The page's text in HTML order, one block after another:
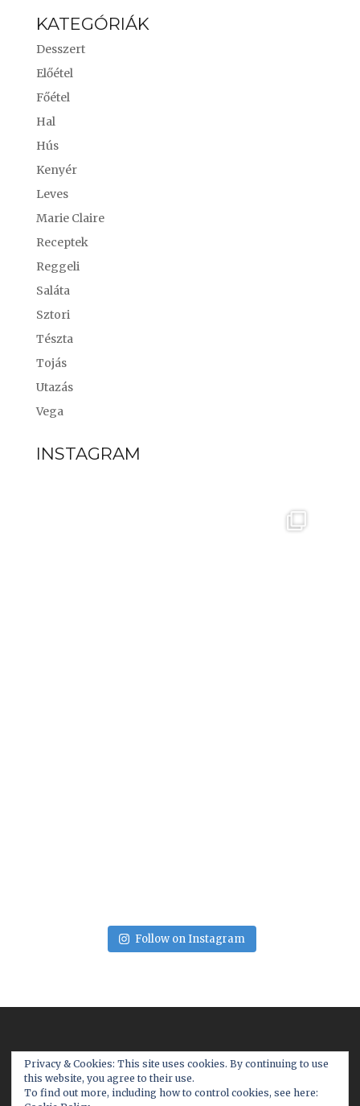
KATEGÓRIÁK
Desszert
Előétel
Főétel
Hal
Hús
Kenyér
Leves
Marie Claire
Receptek
Reggeli
Saláta
Sztori
Tészta
Tojás
Utazás
Vega
INSTAGRAM
Follow on Instagram
Privacy & Cookies: This site uses cookies. By continuing to use
this website, you agree to their use.
To find out more, including how to control cookies, see here: